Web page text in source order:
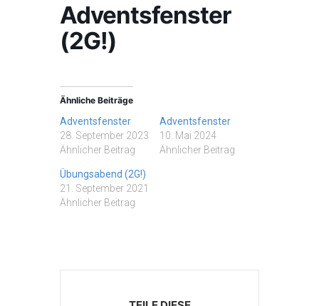
Adventsfenster
(2G!)
Ähnliche Beiträge
Adventsfenster
28. September 2023
Ähnlicher Beitrag
Adventsfenster
10. Mai 2024
Ähnlicher Beitrag
Übungsabend (2G!)
21. September 2021
Ähnlicher Beitrag